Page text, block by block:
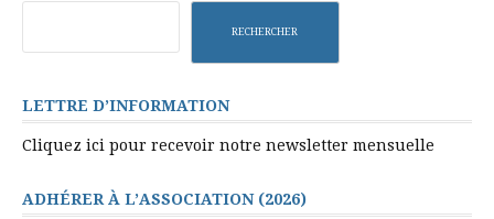
RECHERCHER
LETTRE D’INFORMATION
Cliquez ici pour recevoir notre newsletter mensuelle
ADHÉRER À L’ASSOCIATION (2026)